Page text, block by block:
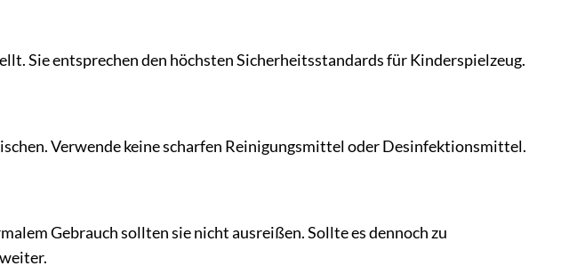
Sie entsprechen den höchsten Sicherheitsstandards für Kinderspielzeug.
Verwende keine scharfen Reinigungsmittel oder Desinfektionsmittel.
Gebrauch sollten sie nicht ausreißen. Sollte es dennoch zu